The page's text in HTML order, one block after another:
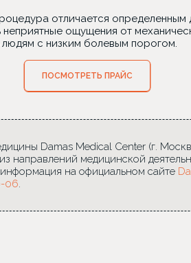
отличается
ощущения от
людям с низким болевым порогом.
ПОСМОТРЕТЬ ПРАЙС
Damas Medical Center (г.
направлений медицинской
на официальном сайте
06.